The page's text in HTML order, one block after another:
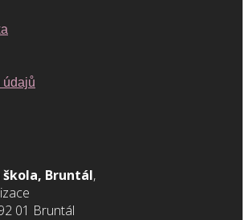
údajů
Bruntál,
01 Bruntál